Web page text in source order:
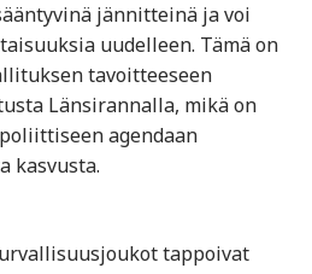
jännitteinä ja voi
uudelleen. Tämä on
tavoitteeseen
Länsirannalla, mikä on
agendaan
kasvusta.
tappoivat